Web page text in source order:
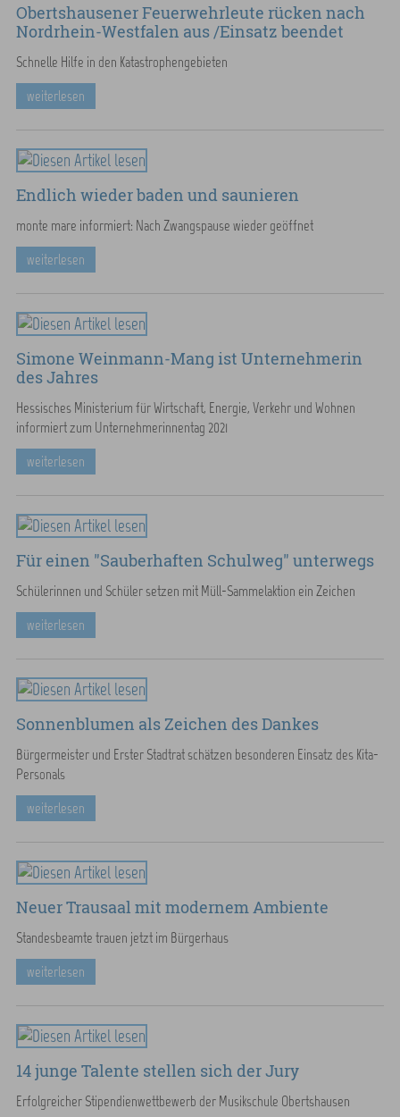
Obertshausener Feuerwehrleute rücken nach
Nordrhein-Westfalen aus /Einsatz beendet
Schnelle Hilfe in den Katastrophengebieten
weiterlesen
Endlich wieder baden und saunieren
monte mare informiert: Nach Zwangspause wieder geöffnet
weiterlesen
Simone Weinmann-Mang ist Unternehmerin
des Jahres
Hessisches Ministerium für Wirtschaft, Energie, Verkehr und Wohnen
informiert zum Unternehmerinnentag 2021
weiterlesen
Für einen "Sauberhaften Schulweg" unterwegs
Schülerinnen und Schüler setzen mit Müll-Sammelaktion ein Zeichen
weiterlesen
Sonnenblumen als Zeichen des Dankes
Bürgermeister und Erster Stadtrat schätzen besonderen Einsatz des Kita-
Personals
weiterlesen
Neuer Trausaal mit modernem Ambiente
Standesbeamte trauen jetzt im Bürgerhaus
weiterlesen
14 junge Talente stellen sich der Jury
Erfolgreicher Stipendienwettbewerb der Musikschule Obertshausen